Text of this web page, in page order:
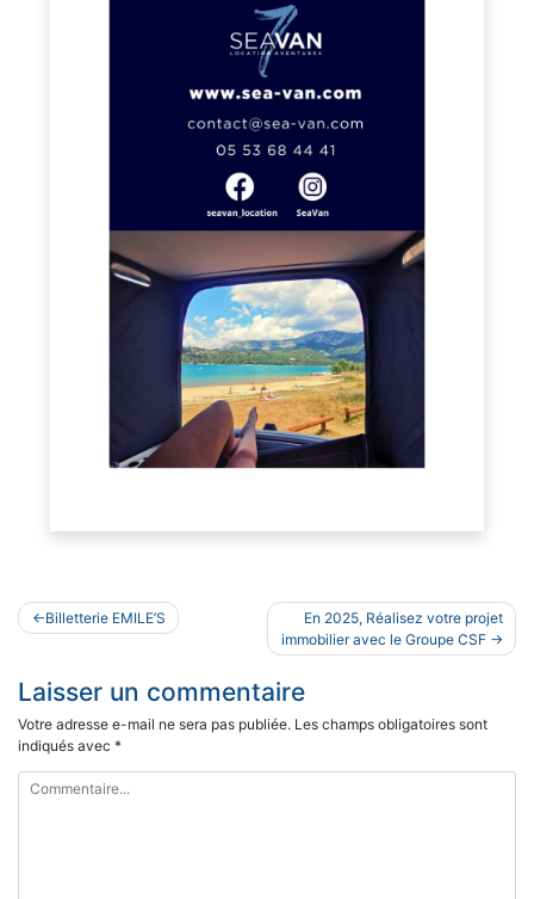
Navigation
de
l’article
Billetterie EMILE’S
En 2025, Réalisez votre projet
immobilier avec le Groupe CSF
Laisser un commentaire
Votre adresse e-mail ne sera pas publiée. Les champs obligatoires sont
indiqués avec *